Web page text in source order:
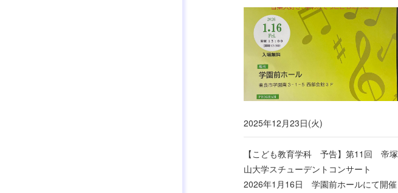
2025年12月23日(火)
【こども教育学科 予告】第11回 帝塚
山大学スチューデントコンサート
2026年1月16日 学園前ホールにて開催